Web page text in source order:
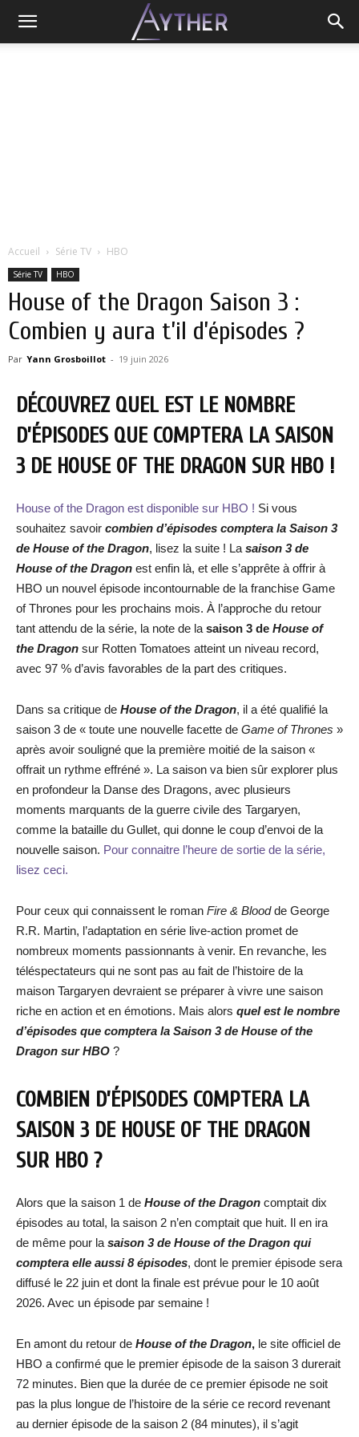
Accueil Série TV HBO
Série TV HBO
House of the Dragon Saison 3 :
Combien y aura t’il d’épisodes ?
Par Yann Grosboillot - 19 juin 2026
DÉCOUVREZ QUEL EST LE NOMBRE
D’ÉPISODES QUE COMPTERA LA SAISON
3 DE HOUSE OF THE DRAGON SUR HBO !
House of the Dragon est disponible sur HBO ! Si vous
souhaitez savoir combien d’épisodes comptera la Saison 3
de House of the Dragon, lisez la suite ! La saison 3 de
House of the Dragon est enfin là, et elle s’apprête à offrir à
HBO un nouvel épisode incontournable de la franchise Game
of Thrones pour les prochains mois. À l’approche du retour
tant attendu de la série, la note de la saison 3 de House of
the Dragon sur Rotten Tomatoes atteint un niveau record,
avec 97 % d’avis favorables de la part des critiques.
Dans sa critique de House of the Dragon, il a été qualifié la
saison 3 de « toute une nouvelle facette de Game of Thrones »
après avoir souligné que la première moitié de la saison «
offrait un rythme effréné ». La saison va bien sûr explorer plus
en profondeur la Danse des Dragons, avec plusieurs
moments marquants de la guerre civile des Targaryen,
comme la bataille du Gullet, qui donne le coup d’envoi de la
nouvelle saison. Pour connaitre l’heure de sortie de la série,
lisez ceci.
Pour ceux qui connaissent le roman Fire & Bloodde George
R.R. Martin, l’adaptation en série live-action promet de
nombreux moments passionnants à venir. En revanche, les
téléspectateurs qui ne sont pas au fait de l’histoire de la
maison Targaryen devraient se préparer à vivre une saison
riche en action et en émotions. Mais alors quel est le nombre
d’épisodes que comptera la Saison 3 de House of the
Dragon sur HBO ?
COMBIEN D’ÉPISODES COMPTERA LA
SAISON 3 DE HOUSE OF THE DRAGON
SUR HBO ?
Alors que la saison 1 de House of the Dragon comptait dix
épisodes au total, la saison 2 n’en comptait que huit. Il en ira
de même pour la saison 3 de House of the Dragon qui
comptera elle aussi 8 épisodes, dont le premier épisode sera
diffusé le 22 juin et dont la finale est prévue pour le 10 août
2026. Avec un épisode par semaine !
En amont du retour de House of the Dragon, le site officiel de
HBO a confirmé que le premier épisode de la saison 3 durerait
72 minutes. Bien que la durée de ce premier épisode ne soit
pas la plus longue de l’histoire de la série ce record revenant
au dernier épisode de la saison 2 (84 minutes), il s’agit